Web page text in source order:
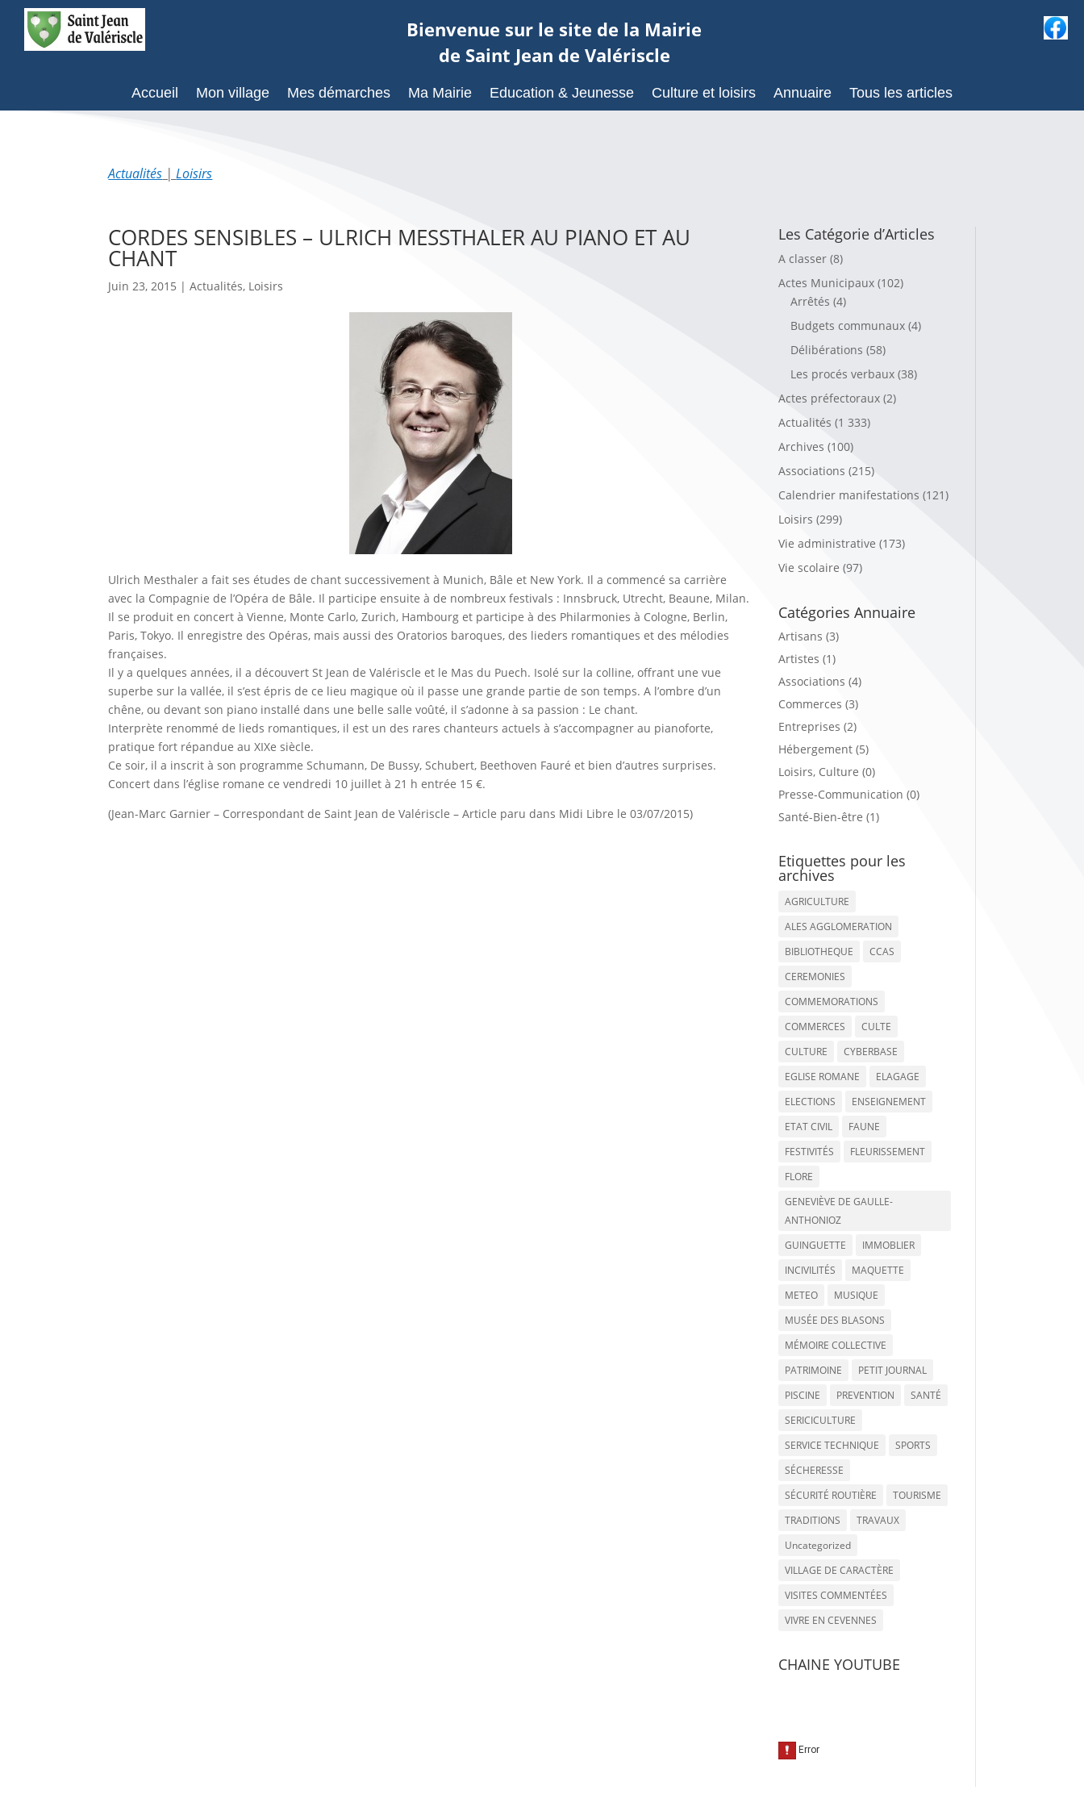
Bienvenue sur le site de la Mairie
de Saint Jean de Valériscle
Accueil Mon village Mes démarches Ma Mairie Education & Jeunesse Culture et loisirs Annuaire Tous les articles
Actualités |Loisirs
CORDES SENSIBLES – ULRICH MESSTHALER AU PIANO ET AU
CHANT
Juin 23, 2015 |Actualités, Loisirs
Ulrich Mesthaler a fait ses études de chant successivement à Munich, Bâle et New York. Il a commencé sa carrière
avec la Compagnie de l’Opéra de Bâle. Il participe ensuite à de nombreux festivals : Innsbruck, Utrecht, Beaune, Milan.
Il se produit en concert à Vienne, Monte Carlo, Zurich, Hambourg et participe à des Philarmonies à Cologne, Berlin,
Paris, Tokyo. Il enregistre des Opéras, mais aussi des Oratorios baroques, des lieders romantiques et des mélodies
françaises.
Il y a quelques années, il a découvert St Jean de Valériscle et le Mas du Puech. Isolé sur la colline, offrant une vue
superbe sur la vallée, il s’est épris de ce lieu magique où il passe une grande partie de son temps. A l’ombre d’un
chêne, ou devant son piano installé dans une belle salle voûté, il s’adonne à sa passion : Le chant.
Interprète renommé de lieds romantiques, il est un des rares chanteurs actuels à s’accompagner au pianoforte,
pratique fort répandue au XIXe siècle.
Ce soir, il a inscrit à son programme Schumann, De Bussy, Schubert, Beethoven Fauré et bien d’autres surprises.
Concert dans l’église romane ce vendredi 10 juillet à 21 h entrée 15 €.
(Jean-Marc Garnier – Correspondant de Saint Jean de Valériscle – Article paru dans Midi Libre le 03/07/2015)
Les Catégorie d’Articles
A classer(8)
Actes Municipaux(102)
Arrêtés (4)
Budgets communaux(4)
Délibérations (58)
Les procés verbaux(38)
Actes préfectoraux(2)
Actualités (1 333)
Archives (100)
Associations (215)
Calendrier manifestations (121)
Loisirs (299)
Vie administrative (173)
Vie scolaire (97)
Catégories Annuaire
Artisans (3)
Artistes (1)
Associations (4)
Commerces (3)
Entreprises (2)
Hébergement (5)
Loisirs, Culture (0)
Presse-Communication (0)
Santé-Bien-être (1)
Etiquettes pour les
archives
AGRICULTURE
ALES AGGLOMERATION
BIBLIOTHEQUE
CCAS
CEREMONIES
COMMEMORATIONS
COMMERCES
CULTE
CULTURE
CYBERBASE
EGLISE ROMANE
ELAGAGE
ELECTIONS
ENSEIGNEMENT
ETAT CIVIL
FAUNE
FESTIVITÉS
FLEURISSEMENT
FLORE
GENEVIÈVE DE GAULLE-
ANTHONIOZ
GUINGUETTE
IMMOBLIER
INCIVILITÉS
MAQUETTE
METEO
MUSIQUE
MUSÉE DES BLASONS
MÉMOIRE COLLECTIVE
PATRIMOINE
PETIT JOURNAL
PISCINE
PREVENTION
SANTÉ
SERICICULTURE
SERVICE TECHNIQUE
SPORTS
SÉCHERESSE
SÉCURITÉ ROUTIÈRE
TOURISME
TRADITIONS
TRAVAUX
Uncategorized
VILLAGE DE CARACTÈRE
VISITES COMMENTÉES
VIVRE EN CEVENNES
CHAINE YOUTUBE